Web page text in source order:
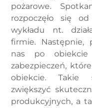
pożarowe.
rozpoczęło się
wykładu nt.
firmie. Następnie,
nas po obiekcie
zabezpieczeń,
obiekcie. Takie
zwiększyć
produkcyjnych, a